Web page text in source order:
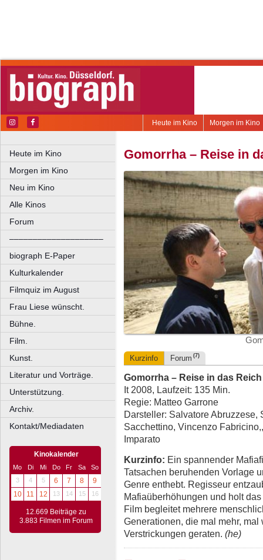
Morgen im Kino
Heute im Kino
Heute im Kino
Morgen im Kino
Neu im Kino
Alle Kinos
Forum
––––––––––––––––––––
biograph E-Paper
Kulturkalender
Filmquiz im August
Frau Liese wünscht.
Bühne.
Film.
Kunst.
Literatur und Vorträge.
Unterstützung.
Archiv.
Kontakt/Mediadaten
Kinokalender
Mo Di Mi Do Fr Sa
So
3
4 5 6 7 8
9
10
11 12 13 14 15 16
12.669 Beiträge zu
3.883 Filmen im Forum
Gomorrha – Reise in
Kurzinfo Forum (7)
Gomorrha – Reise in das
It 2008, Laufzeit: 135 Min.
Regie: Matteo Garrone
Darsteller: Salvatore
Sacchettino, Vincenzo
Imparato
Kurzinfo: Ein spannender
Tatsachen beruhenden Vorlage
Genre enthebt. Regisseur
Mafiaüberhöhungen und holt
Film begleitet mehrere
Generationen, die mal mehr,
Verstrickungen geraten. (he)